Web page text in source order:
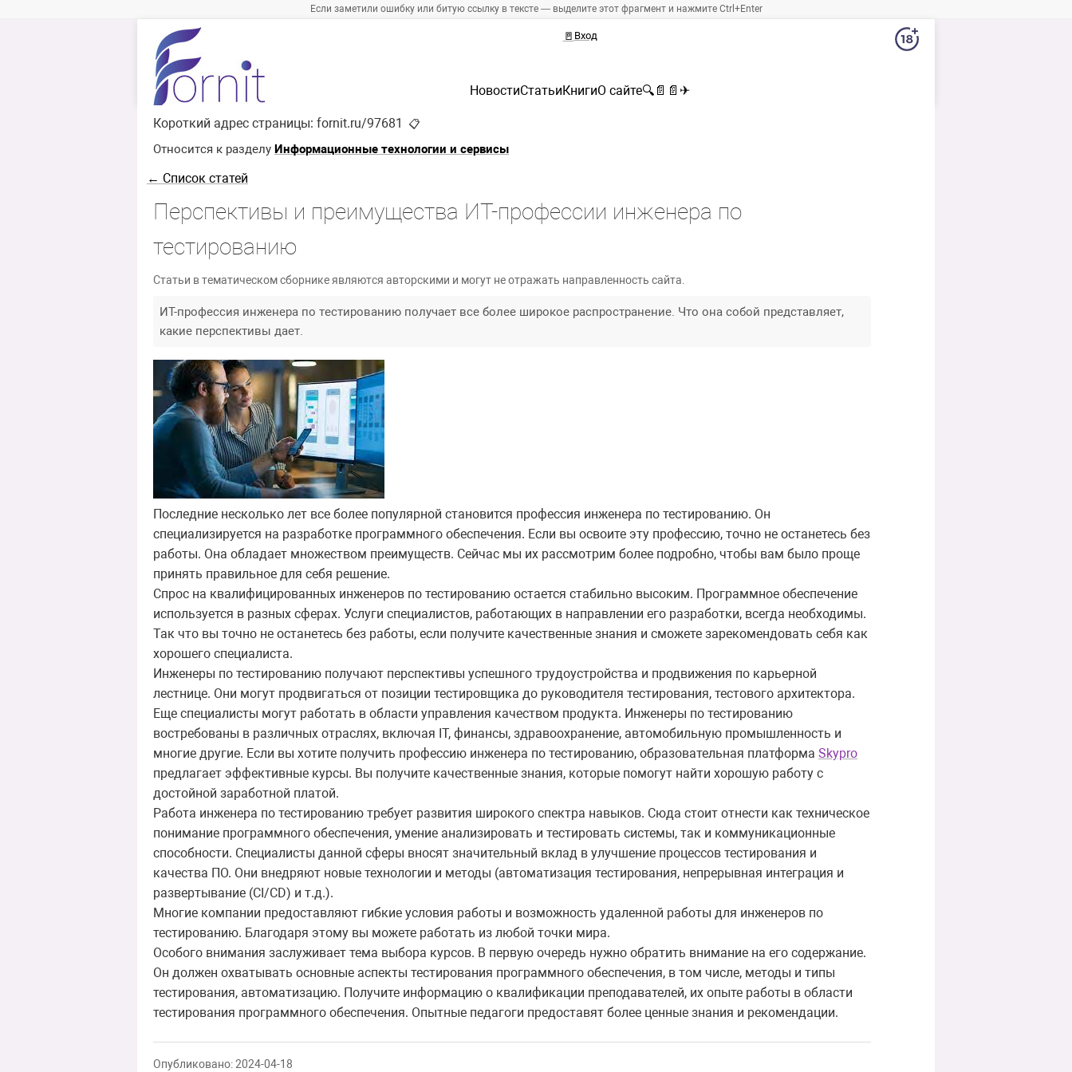
Если заметили ошибку или битую ссылку в тексте — выделите этот фрагмент и нажмите Ctrl+Enter
🚪 Вход
НовостиСтатьиКнигиО сайте🔍 📄 📄 ✈
Короткий адрес страницы: fornit.ru/97681 📋
Относится к разделу Информационные технологии и сервисы
← Список статей
Перспективы и преимущества ИТ-профессии инженера по
тестированию
Статьи в тематическом сборнике являются авторскими и могут не отражать направленность сайта.
ИТ-профессия инженера по тестированию получает все более широкое распространение. Что она собой представляет,
какие перспективы дает.
Последние несколько лет все более популярной становится профессия инженера по тестированию. Он
специализируется на разработке программного обеспечения. Если вы освоите эту профессию, точно не останетесь без
работы. Она обладает множеством преимуществ. Сейчас мы их рассмотрим более подробно, чтобы вам было проще
принять правильное для себя решение.
Спрос на квалифицированных инженеров по тестированию остается стабильно высоким. Программное обеспечение
используется в разных сферах. Услуги специалистов, работающих в направлении его разработки, всегда необходимы.
Так что вы точно не останетесь без работы, если получите качественные знания и сможете зарекомендовать себя как
хорошего специалиста.
Инженеры по тестированию получают перспективы успешного трудоустройства и продвижения по карьерной
лестнице. Они могут продвигаться от позиции тестировщика до руководителя тестирования, тестового архитектора.
Еще специалисты могут работать в области управления качеством продукта. Инженеры по тестированию
востребованы в различных отраслях, включая IT, финансы, здравоохранение, автомобильную промышленность и
многие другие. Если вы хотите получить профессию инженера по тестированию, образовательная платформа Skypro
предлагает эффективные курсы. Вы получите качественные знания, которые помогут найти хорошую работу с
достойной заработной платой.
Работа инженера по тестированию требует развития широкого спектра навыков. Сюда стоит отнести как техническое
понимание программного обеспечения, умение анализировать и тестировать системы, так и коммуникационные
способности. Специалисты данной сферы вносят значительный вклад в улучшение процессов тестирования и
качества ПО. Они внедряют новые технологии и методы (автоматизация тестирования, непрерывная интеграция и
развертывание (CI/CD) и т.д.).
Многие компании предоставляют гибкие условия работы и возможность удаленной работы для инженеров по
тестированию. Благодаря этому вы можете работать из любой точки мира.
Особого внимания заслуживает тема выбора курсов. В первую очередь нужно обратить внимание на его содержание.
Он должен охватывать основные аспекты тестирования программного обеспечения, в том числе, методы и типы
тестирования, автоматизацию. Получите информацию о квалификации преподавателей, их опыте работы в области
тестирования программного обеспечения. Опытные педагоги предоставят более ценные знания и рекомендации.
Опубликовано: 2024-04-18